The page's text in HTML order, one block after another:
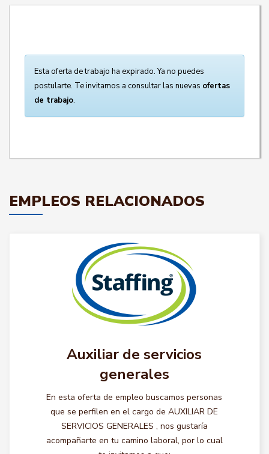
Esta oferta de trabajo ha expirado. Ya no puedes
postularte. Te invitamos a consultar las nuevas ofertas
de trabajo.
EMPLEOS RELACIONADOS
Auxiliar de servicios
generales
En esta oferta de empleo buscamos personas
que se perfilen en el cargo de AUXILIAR DE
SERVICIOS GENERALES , nos gustaría
acompañarte en tu camino laboral, por lo cual